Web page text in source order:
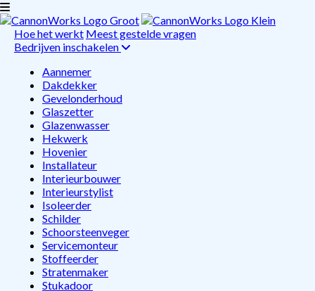
Hoe het werkt Meest gestelde vragen
Bedrijven inschakelen
Aannemer
Dakdekker
Gevelonderhoud
Glaszetter
Glazenwasser
Hekwerk
Hovenier
Installateur
Interieurbouwer
Interieurstylist
Isoleerder
Schilder
Schoorsteenveger
Servicemonteur
Stoffeerder
Stratenmaker
Stukadoor